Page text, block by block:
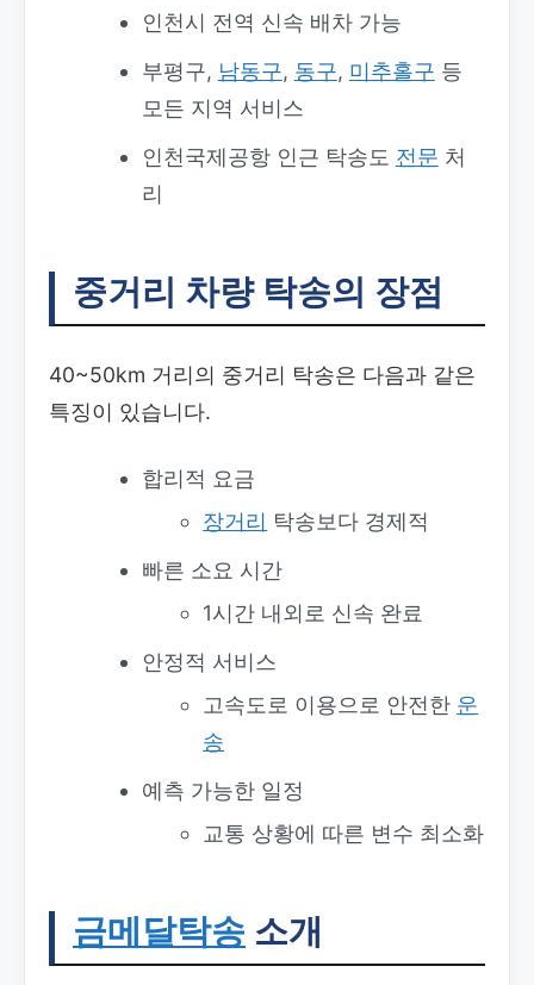
인천시 전역 신속 배차 가능
부평구, 남동구, 동구, 미추홀구 등
모든 지역 서비스
인천국제공항 인근 탁송도 전문 처
리
중거리 차량 탁송의 장점
40~50km 거리의 중거리 탁송은 다음과 같은
특징이 있습니다.
합리적 요금
장거리 탁송보다 경제적
빠른 소요 시간
1시간 내외로 신속 완료
안정적 서비스
고속도로 이용으로 안전한 운
송
예측 가능한 일정
교통 상황에 따른 변수 최소화
금메달탁송 소개